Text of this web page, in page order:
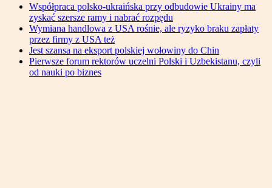
Współpraca polsko-ukraińska przy odbudowie Ukrainy ma
zyskać szersze ramy i nabrać rozpędu
Wymiana handlowa z USA rośnie, ale ryzyko braku zapłaty
przez firmy z USA też
Jest szansa na eksport polskiej wołowiny do Chin
Pierwsze forum rektorów uczelni Polski i Uzbekistanu, czyli
od nauki po biznes